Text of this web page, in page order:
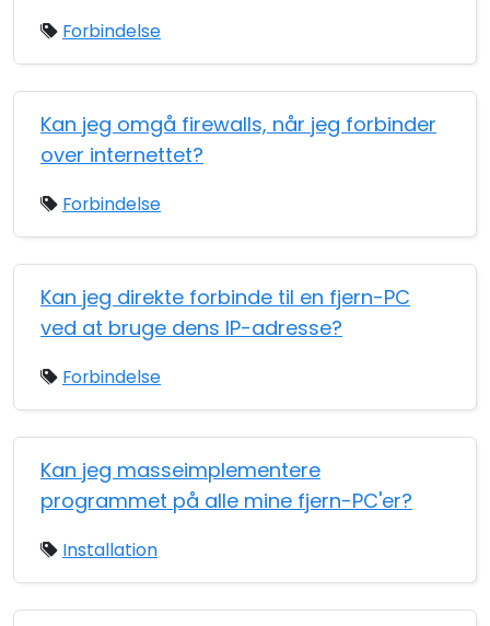
Forbindelse
Kan jeg omgå firewalls, når jeg forbinder
over internettet?
Forbindelse
Kan jeg direkte forbinde til en fjern-PC
ved at bruge dens IP-adresse?
Forbindelse
Kan jeg masseimplementere
programmet på alle mine fjern-PC'er?
Installation